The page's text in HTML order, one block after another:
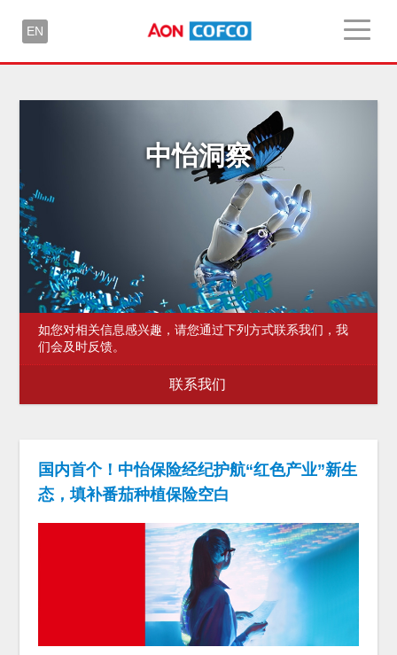
EN
中怡洞察
如您对相关信息感兴趣，请您通过下列方式联系我们，我
们会及时反馈。
联系我们
国内首个！中怡保险经纪护航“红色产业”新生
态，填补番茄种植保险空白